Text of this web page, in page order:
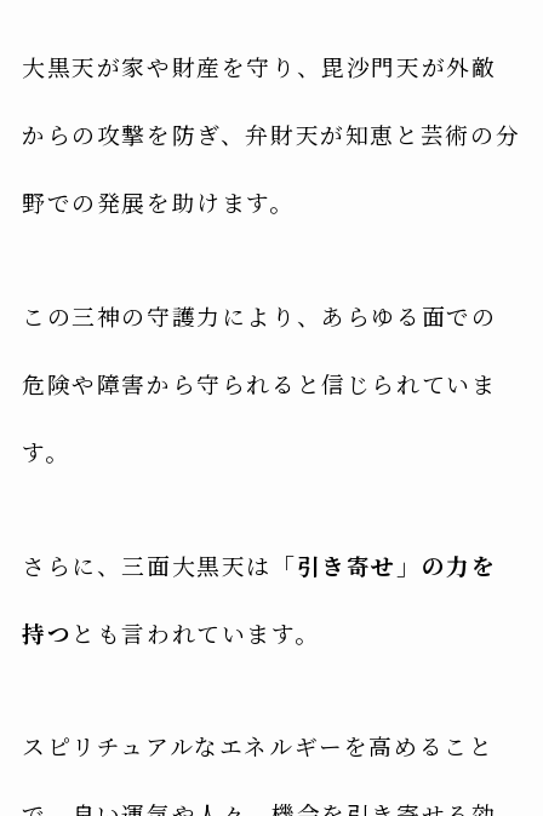
大黒天が家や財産を守り、毘沙門天が外敵
からの攻撃を防ぎ、弁財天が知恵と芸術の分
野での発展を助けます。
この三神の守護力により、あらゆる面での
危険や障害から守られると信じられていま
す。
さらに、三面大黒天は 「引き寄せ」の力を
持つ とも言われています。
スピリチュアルなエネルギーを高めること